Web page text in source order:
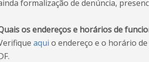
formalização de denúncia,
os endereços e horários de
aqui o endereço e o horário